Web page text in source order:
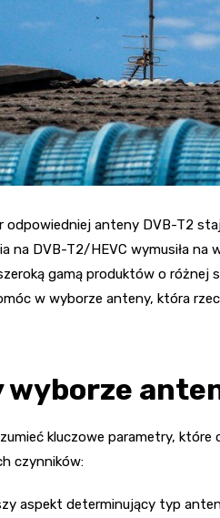
anteny DVB-T2
na DVB-T2/HEVC wymusiła na
gamą produktów o różnej
w wyborze anteny, która
kluczowe parametry, które
czynników:
aspekt determinujący typ